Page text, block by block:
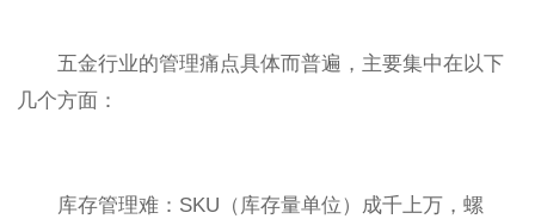
五金行业的管理痛点具体而普遍，主要集中在以下
几个方面：
库存管理难：SKU（库存量单位）成千上万，螺